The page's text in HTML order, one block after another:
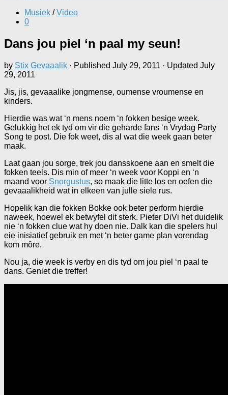
Musiek / Video
0
Dans jou piel ‘n paal my seun!
by Stix Gevaaalik · Published July 29, 2011 · Updated July
29, 2011
Jis, jis, gevaaalike jongmense, oumense vroumense en
kinders.
Hierdie was wat ‘n mens noem ‘n fokken besige week.
Gelukkig het ek tyd om vir die geharde fans ‘n Vrydag Party
Song te post. Die fok weet, dis al wat die week gaan beter
maak.
Laat gaan jou sorge, trek jou dansskoene aan en smelt die
fokken teels. Dis min of meer ‘n week voor Koppi en ‘n
maand voor Snorgustus, so maak die litte los en oefen die
gevaaalikheid wat in elkeen van julle siele rus.
Hopelik kan die fokken Bokke ook beter perform hierdie
naweek, hoewel ek betwyfel dit sterk. Pieter DiVi het duidelik
nie ‘n fokken clue wat hy doen nie. Dalk kan die spelers hul
eie inisiatief gebruik en met ‘n beter game plan vorendag
kom môre.
Nou ja, die week is verby en dis tyd om jou piel ‘n paal te
dans. Geniet die treffer!